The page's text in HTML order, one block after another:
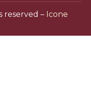
reserved – Icone